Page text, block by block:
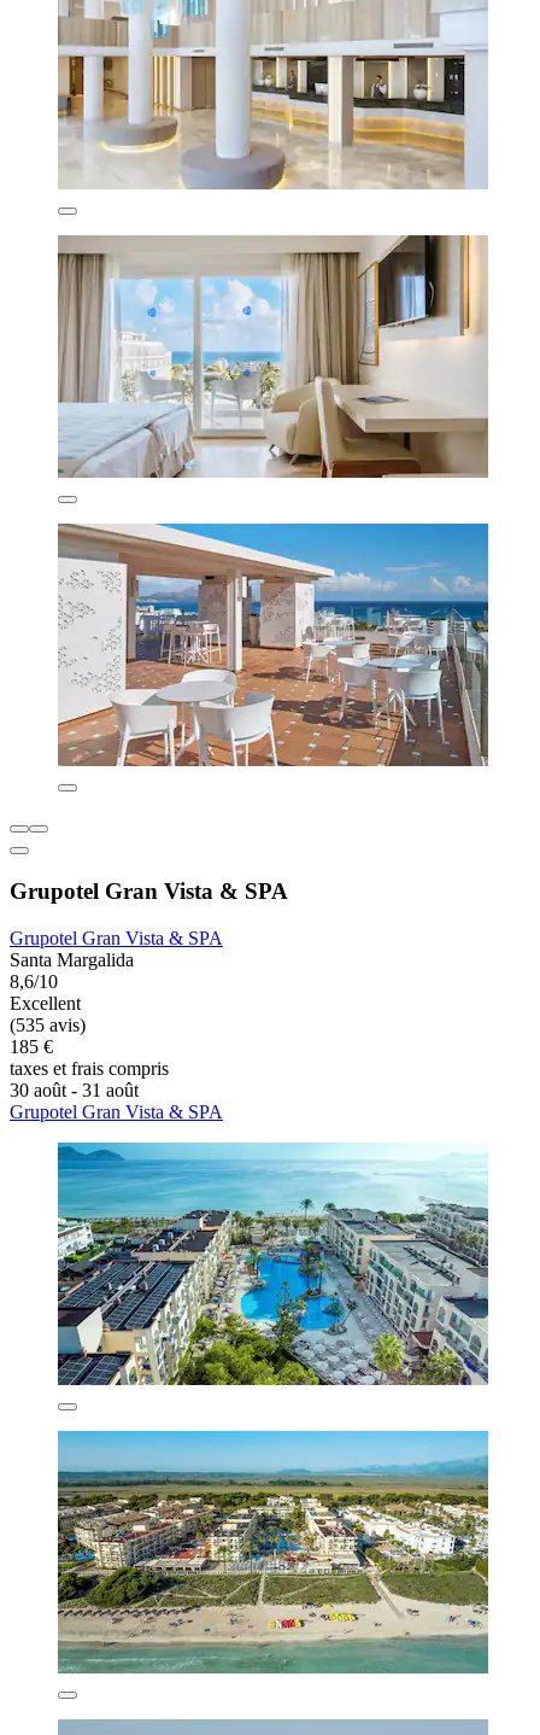
Grupotel Gran Vista & SPA
Grupotel Gran Vista & SPA
Santa Margalida
8,6/10
Excellent
(535 avis)
185 €
taxes et frais compris
30 août - 31 août
Grupotel Gran Vista & SPA